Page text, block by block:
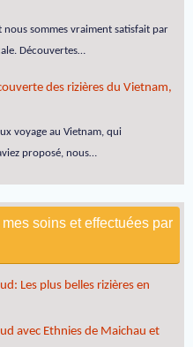
sommes vraiment satisfait par
Découvertes…
des rizières du Vietnam,
voyage au Vietnam, qui
proposé, nous…
soins et effectuées par
Les plus belles rizières en
avec Ethnies de Maichau et